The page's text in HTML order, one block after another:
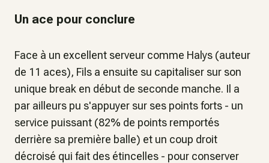
Un ace pour conclure
Face à un excellent serveur comme Halys (auteur
de 11 aces), Fils a ensuite su capitaliser sur son
unique break en début de seconde manche. Il a
par ailleurs pu s'appuyer sur ses points forts - un
service puissant (82% de points remportés
derrière sa première balle) et un coup droit
décroisé qui fait des étincelles - pour conserver